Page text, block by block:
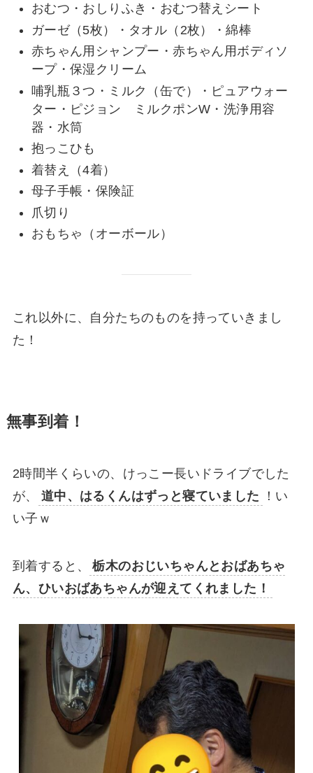
おむつ・おしりふき・おむつ替えシート
ガーゼ（5枚）・タオル（2枚）・綿棒
赤ちゃん用シャンプー・赤ちゃん用ボディソ
ープ・保湿クリーム
哺乳瓶３つ・ミルク（缶で）・ピュアウォー
ター・ピジョン ミルクポンW・洗浄用容
器・水筒
抱っこひも
着替え（4着）
母子手帳・保険証
爪切り
おもちゃ（オーボール）
これ以外に、自分たちのものを持っていきまし
た！
無事到着！
2時間半くらいの、けっこー長いドライブでした
が、
道中、はるくんはずっと寝ていました
！い
い子ｗ
到着すると、
栃木のおじいちゃんとおばあちゃ
ん、ひいおばあちゃんが迎えてくれました！